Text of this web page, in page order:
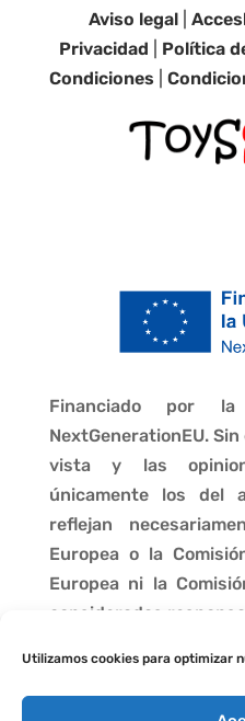
Utilizamos cookies para optimizar
Aviso legal |
Privacidad
Política
Condiciones |
Financiado por
NextGenerationEU.
vista y las
únicamente los del
reflejan
Europea o la
Europea ni la
consideradas